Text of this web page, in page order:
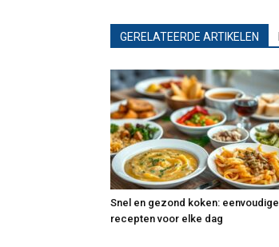
GERELATEERDE ARTIKELEN
Snel en gezond koken: eenvoudige
recepten voor elke dag